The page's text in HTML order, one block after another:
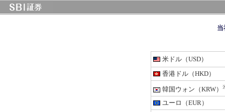
米ドル（USD）
香港ドル（HKD）
韓国ウォン（KRW）
ユーロ（EUR）